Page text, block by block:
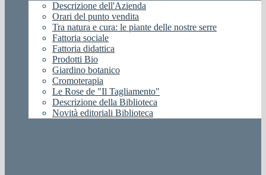
Descrizione dell'Azienda
Orari del punto vendita
Tra natura e cura: le piante delle nostre serre
Fattoria sociale
Fattoria didattica
Prodotti Bio
Giardino botanico
Cromoterapia
Le Rose de "Il Tagliamento"
Descrizione della Biblioteca
Novità editoriali Biblioteca